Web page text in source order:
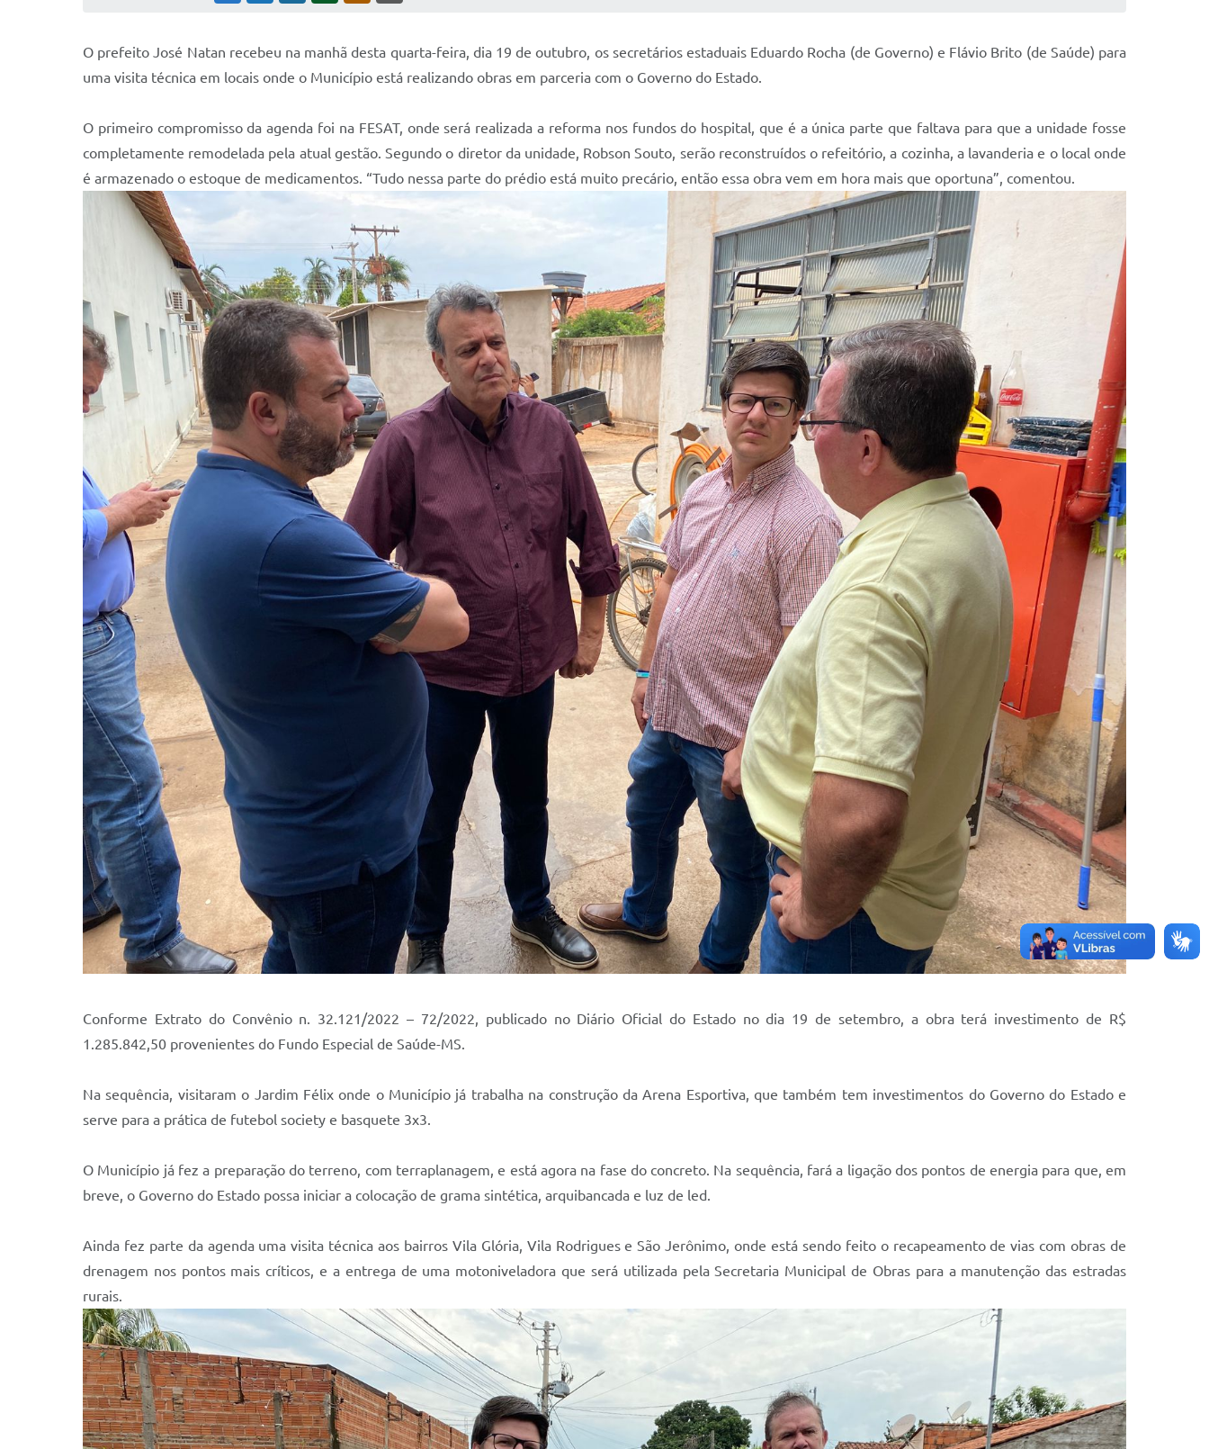
O prefeito José Natan recebeu na manhã desta quarta-feira, dia 19 de outubro, os secretários estaduais Eduardo Rocha (de Governo) e Flávio Brito (de Saúde) para
uma visita técnica em locais onde o Município está realizando obras em parceria com o Governo do Estado.
O primeiro compromisso da agenda foi na FESAT, onde será realizada a reforma nos fundos do hospital, que é a única parte que faltava para que a unidade fosse
completamente remodelada pela atual gestão. Segundo o diretor da unidade, Robson Souto, serão reconstruídos o refeitório, a cozinha, a lavanderia e o local onde
é armazenado o estoque de medicamentos. “Tudo nessa parte do prédio está muito precário, então essa obra vem em hora mais que oportuna”, comentou.
Conforme Extrato do Convênio n. 32.121/2022 – 72/2022, publicado no Diário Oficial do Estado no dia 19 de setembro, a obra terá investimento de R$
1.285.842,50 provenientes do Fundo Especial de Saúde-MS.
Na sequência, visitaram o Jardim Félix onde o Município já trabalha na construção da Arena Esportiva, que também tem investimentos do Governo do Estado e
serve para a prática de futebol society e basquete 3x3.
O Município já fez a preparação do terreno, com terraplanagem, e está agora na fase do concreto. Na sequência, fará a ligação dos pontos de energia para que, em
breve, o Governo do Estado possa iniciar a colocação de grama sintética, arquibancada e luz de led.
Ainda fez parte da agenda uma visita técnica aos bairros Vila Glória, Vila Rodrigues e São Jerônimo, onde está sendo feito o recapeamento de vias com obras de
drenagem nos pontos mais críticos, e a entrega de uma motoniveladora que será utilizada pela Secretaria Municipal de Obras para a manutenção das estradas
rurais.